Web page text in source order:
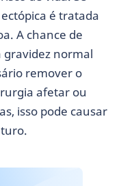
é tratada
A chance de
normal
remover o
afetar ou
isso pode causar